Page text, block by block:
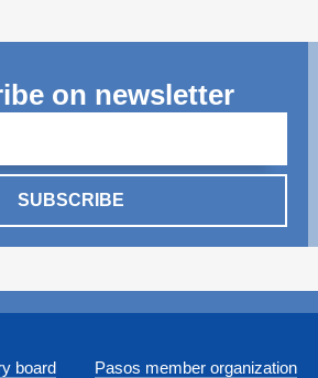
on newsletter
SUBSCRIBE
board Pasos member organization